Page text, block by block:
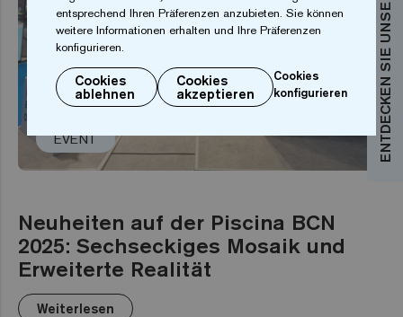
EVENT
Neuheiten auf der Piscina BCN
2025: Sechseckiges Mosaik und
Erweiterte Realität
Weiterlesen
entsprechend Ihren Präferenzen anzubieten. Sie können
weitere Informationen erhalten und Ihre Präferenzen
konfigurieren.
Cookies
ablehnen
Cookies
akzeptieren
Cookies
konfigurieren